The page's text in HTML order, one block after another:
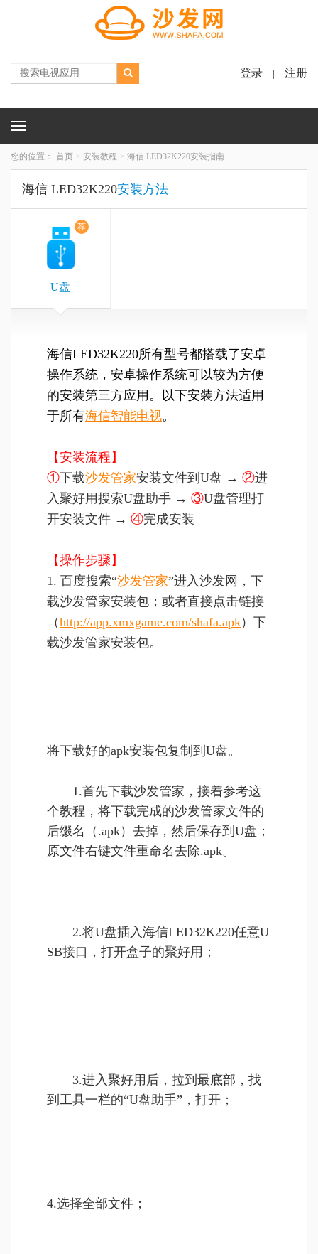
登录 注册
Toggle
您的位置： 首页 安装教程 海信 LED32K220安装指南
海信 LED32K220安装方法
荐
U盘
海信LED32K220所有型号都搭载了安卓
操作系统，安卓操作系统可以较为方便
的安装第三方应用。以下安装方法适用
于所有海信智能电视。
【安装流程】
①下载沙发管家安装文件到U盘 → ②进
入聚好用搜索U盘助手 → ③U盘管理打
开安装文件 → ④完成安装
【操作步骤】
1. 百度搜索“沙发管家”进入沙发网，下
载沙发管家安装包；或者直接点击链接
（http://app.xmxgame.com/shafa.apk）下
载沙发管家安装包。
将下载好的apk安装包复制到U盘。
1.首先下载沙发管家，接着参考这
个教程，将下载完成的沙发管家文件的
后缀名（.apk）去掉，然后保存到U盘；
原文件右键文件重命名去除.apk。
2.将U盘插入海信LED32K220任意U
SB接口，打开盒子的聚好用；
3.进入聚好用后，拉到最底部，找
到工具一栏的“U盘助手”，打开；
4.选择全部文件；